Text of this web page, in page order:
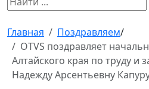
Главная Поздравляем/
OTVS поздравляет
Алтайского края по труду и
Надежду Арсентьевну